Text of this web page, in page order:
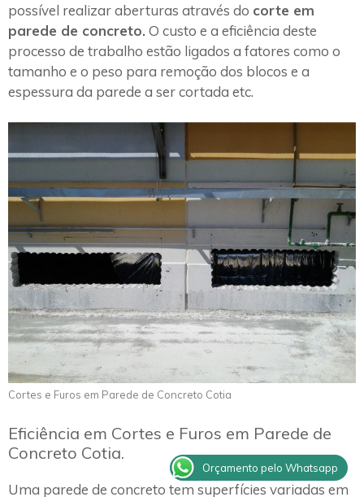
possível realizar aberturas através do corte em
parede de concreto. O custo e a eficiência deste
processo de trabalho estão ligados a fatores como o
tamanho e o peso para remoção dos blocos e a
espessura da parede a ser cortada etc.
Cortes e Furos em Parede de Concreto Cotia
Eficiência em Cortes e Furos em Parede de
Concreto Cotia.
Uma parede de concreto tem superfícies variadas em
Orçamento pelo Whatsapp